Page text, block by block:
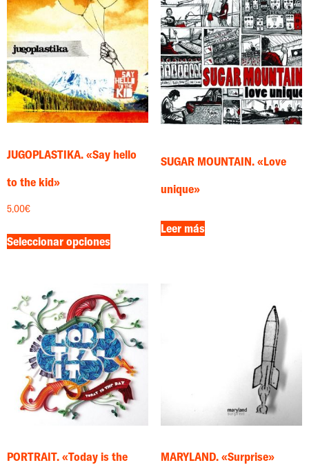
JUGOPLASTIKA. «Say hello
to the kid»
5.00€
Seleccionar opciones
SUGAR MOUNTAIN. «Love
unique»
Leer más
PORTRAIT. «Today is the
MARYLAND. «Surprise»